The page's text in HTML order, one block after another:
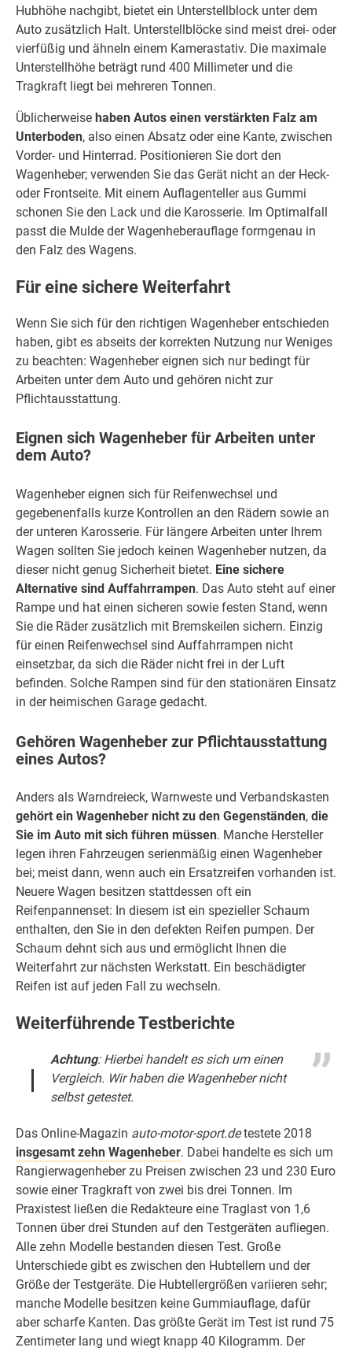
Hubhöhe nachgibt, bietet ein Unterstellblock unter dem
Auto zusätzlich Halt. Unterstellblöcke sind meist drei- oder
vierfüßig und ähneln einem Kamerastativ. Die maximale
Unterstellhöhe beträgt rund 400 Millimeter und die
Tragkraft liegt bei mehreren Tonnen.
Üblicherweise haben Autos einen verstärkten Falz am
Unterboden, also einen Absatz oder eine Kante, zwischen
Vorder- und Hinterrad. Positionieren Sie dort den
Wagenheber; verwenden Sie das Gerät nicht an der Heck-
oder Frontseite. Mit einem Auflagenteller aus Gummi
schonen Sie den Lack und die Karosserie. Im Optimalfall
passt die Mulde der Wagenheberauflage formgenau in
den Falz des Wagens.
Für eine sichere Weiterfahrt
Wenn Sie sich für den richtigen Wagenheber entschieden
haben, gibt es abseits der korrekten Nutzung nur Weniges
zu beachten: Wagenheber eignen sich nur bedingt für
Arbeiten unter dem Auto und gehören nicht zur
Pflichtausstattung.
Eignen sich Wagenheber für Arbeiten unter
dem Auto?
Wagenheber eignen sich für Reifenwechsel und
gegebenenfalls kurze Kontrollen an den Rädern sowie an
der unteren Karosserie. Für längere Arbeiten unter Ihrem
Wagen sollten Sie jedoch keinen Wagenheber nutzen, da
dieser nicht genug Sicherheit bietet. Eine sichere
Alternative sind Auffahrrampen. Das Auto steht auf einer
Rampe und hat einen sicheren sowie festen Stand, wenn
Sie die Räder zusätzlich mit Bremskeilen sichern. Einzig
für einen Reifenwechsel sind Auffahrrampen nicht
einsetzbar, da sich die Räder nicht frei in der Luft
befinden. Solche Rampen sind für den stationären Einsatz
in der heimischen Garage gedacht.
Gehören Wagenheber zur Pflichtausstattung
eines Autos?
Anders als Warndreieck, Warnweste und Verbandskasten
gehört ein Wagenheber nicht zu den Gegenständen, die
Sie im Auto mit sich führen müssen. Manche Hersteller
legen ihren Fahrzeugen serienmäßig einen Wagenheber
bei; meist dann, wenn auch ein Ersatzreifen vorhanden ist.
Neuere Wagen besitzen stattdessen oft ein
Reifenpannenset: In diesem ist ein spezieller Schaum
enthalten, den Sie in den defekten Reifen pumpen. Der
Schaum dehnt sich aus und ermöglicht Ihnen die
Weiterfahrt zur nächsten Werkstatt. Ein beschädigter
Reifen ist auf jeden Fall zu wechseln.
Weiterführende Testberichte
Achtung: Hierbei handelt es sich um einen
Vergleich. Wir haben die Wagenheber nicht
selbst getestet.
Das Online-Magazin auto-motor-sport.detestete 2018
insgesamt zehn Wagenheber. Dabei handelte es sich um
Rangierwagenheber zu Preisen zwischen 23 und 230 Euro
sowie einer Tragkraft von zwei bis drei Tonnen. Im
Praxistest ließen die Redakteure eine Traglast von 1,6
Tonnen über drei Stunden auf den Testgeräten aufliegen.
Alle zehn Modelle bestanden diesen Test. Große
Unterschiede gibt es zwischen den Hubtellern und der
Größe der Testgeräte. Die Hubtellergrößen variieren sehr;
manche Modelle besitzen keine Gummiauflage, dafür
aber scharfe Kanten. Das größte Gerät im Test ist rund 75
Zentimeter lang und wiegt knapp 40 Kilogramm. Der